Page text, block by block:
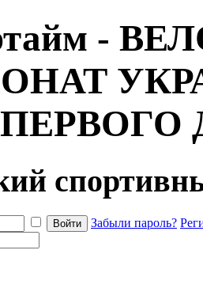
-
Забыли пароль?